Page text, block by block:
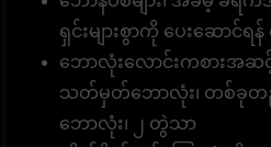
ရှင်းများစွာကို ပေးဆောင်ရ
ဘောလုံးလောင်းကစားအဆ
သတ်မှတ်ဘောလုံး၊ တစ်ခုတည်
ဘောလုံး၊ ၂ တွဲသာ